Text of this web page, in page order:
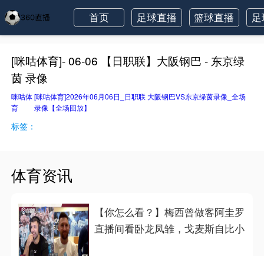
首页 足球直播 篮球直播
[咪咕体育]- 06-06 【日职联】大阪钢巴 - 东京绿
茵 录像
咪咕体
育
[咪咕体育]2026年06月06日_日职联 大阪钢巴VS东京绿茵录像_全场
录像【全场回放】
标签：
体育资讯
【你怎么看？】梅西曾做客阿圭罗
直播间看卧龙凤雏，戈麦斯自比小